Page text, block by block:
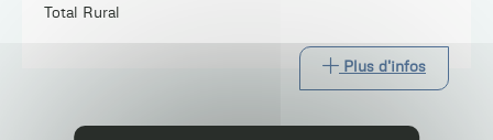
Total Rural
Plus d'infos